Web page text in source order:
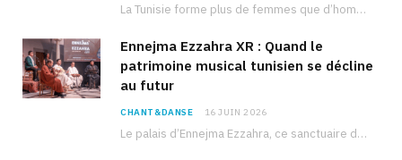
La Tunisie forme plus de femmes que d’hommes dans les filières scientifiques. Pourtant, pour beaucoup…
Ennejma Ezzahra XR : Quand le
patrimoine musical tunisien se décline
au futur
CHANT&DANSE 16 JUIN 2026
Le palais d’Ennejma Ezzahra, ce sanctuaire de la musique tunisienne et méditerranéenne construit par le…